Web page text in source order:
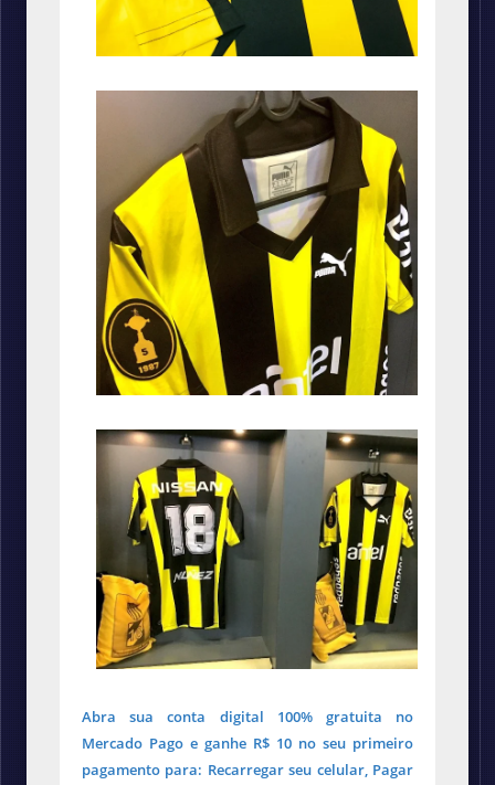
Abra sua conta digital 100% gratuita no
Mercado Pago e ganhe R$ 10 no seu primeiro
pagamento para: Recarregar seu celular, Pagar